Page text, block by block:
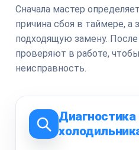
Сначала мастер
причина сбоя в таймере, а
подходящую замену. После
проверяют в работе,
неисправность.